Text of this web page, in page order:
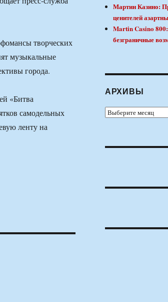
творческих
музыкальные
города.
«Битва
самодельных
ленту на
Мартин Казино:
ценителей
Martin Casino
безграничные
АРХИВЫ
Архивы